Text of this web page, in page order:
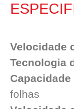
Velocidade
Tecnologia
folhas